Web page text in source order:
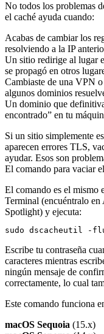
No todos los problemas
el caché ayuda cuando:
Acabas de cambiar los
resolviendo a la IP
Un sitio redirige al lugar
se propagó en otros
Cambiaste de una VPN
algunos dominios
Un dominio que
encontrado” en tu
Si un sitio simplemente
aparecen errores TLS,
ayudar. Esos son
El comando para vaciar
El comando es el mismo
Terminal (encuéntralo
Spotlight) y ejecuta:
Escribe tu contraseña
caracteres mientras
ningún mensaje de
correctamente, lo cual
Este comando funciona
macOS Sequoia (15.x)